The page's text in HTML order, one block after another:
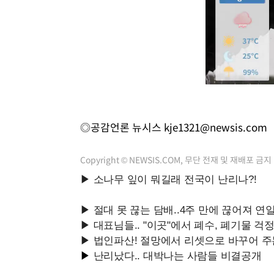
◎공감언론 뉴시스 kje1321@newsis.com
Copyright © NEWSIS.COM, 무단 전재 및 재배포 금지